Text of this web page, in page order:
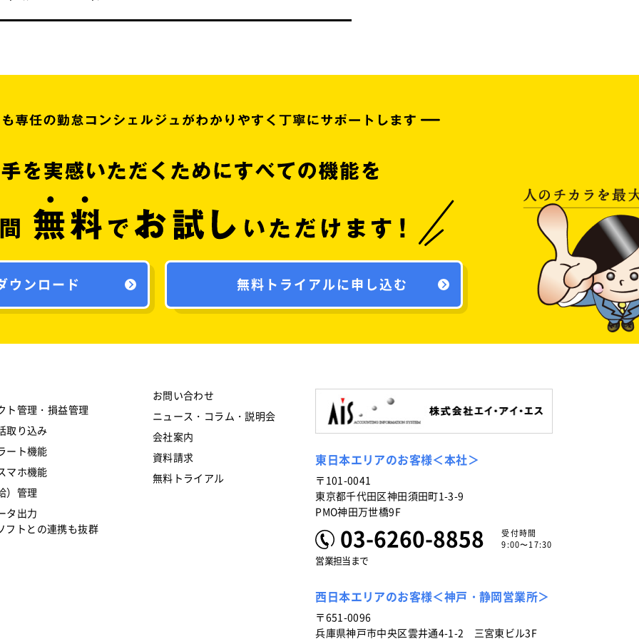
ウンロード 無料トライアルに申し込む
ト管理・損益管理
取り込み
ート機能
マホ機能
）管理
タ出力
トとの連携も抜群
お問い合わせ
ニュース・コラム・説明会
会社案内
資料請求
無料トライアル
東日本エリアのお客様＜本社＞
〒101-0041
東京都千代田区神田須田町1-3-9
PMO神田万世橋9F
03-6260-8858
受付時間
9:00〜17:30
営業担当まで
西日本エリアのお客様＜神戸・静岡営業所＞
〒651-0096
兵庫県神戸市中央区雲井通4-1-2 三宮東ビル3F